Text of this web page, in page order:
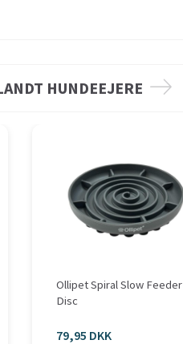
HUNDEEJERE
Ollipet Spiral Slow Feeder
Disc
79,95 DKK